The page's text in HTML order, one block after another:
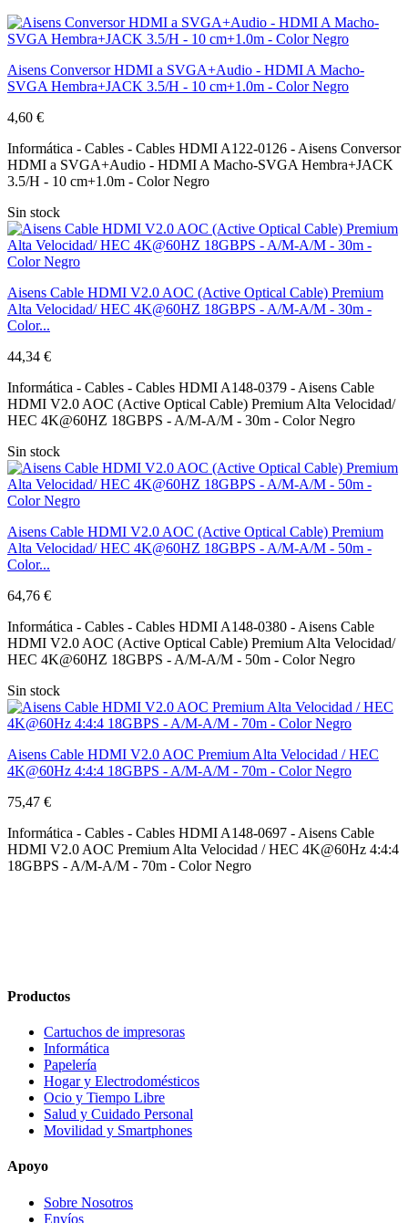
Aisens Conversor HDMI a SVGA+Audio - HDMI A Macho-
SVGA Hembra+JACK 3.5/H - 10 cm+1.0m - Color Negro
4,60 €
Informática - Cables - Cables HDMI A122-0126 - Aisens Conversor
HDMI a SVGA+Audio - HDMI A Macho-SVGA Hembra+JACK
3.5/H - 10 cm+1.0m - Color Negro
Sin stock
Aisens Cable HDMI V2.0 AOC (Active Optical Cable) Premium
Alta Velocidad/ HEC 4K@60HZ 18GBPS - A/M-A/M - 30m -
Color...
44,34 €
Informática - Cables - Cables HDMI A148-0379 - Aisens Cable
HDMI V2.0 AOC (Active Optical Cable) Premium Alta Velocidad/
HEC 4K@60HZ 18GBPS - A/M-A/M - 30m - Color Negro
Sin stock
Aisens Cable HDMI V2.0 AOC (Active Optical Cable) Premium
Alta Velocidad/ HEC 4K@60HZ 18GBPS - A/M-A/M - 50m -
Color...
64,76 €
Informática - Cables - Cables HDMI A148-0380 - Aisens Cable
HDMI V2.0 AOC (Active Optical Cable) Premium Alta Velocidad/
HEC 4K@60HZ 18GBPS - A/M-A/M - 50m - Color Negro
Sin stock
Aisens Cable HDMI V2.0 AOC Premium Alta Velocidad / HEC
4K@60Hz 4:4:4 18GBPS - A/M-A/M - 70m - Color Negro
75,47 €
Informática - Cables - Cables HDMI A148-0697 - Aisens Cable
HDMI V2.0 AOC Premium Alta Velocidad / HEC 4K@60Hz 4:4:4
18GBPS - A/M-A/M - 70m - Color Negro
Productos
Cartuchos de impresoras
Informática
Papelería
Hogar y Electrodomésticos
Ocio y Tiempo Libre
Salud y Cuidado Personal
Movilidad y Smartphones
Apoyo
Sobre Nosotros
Envíos